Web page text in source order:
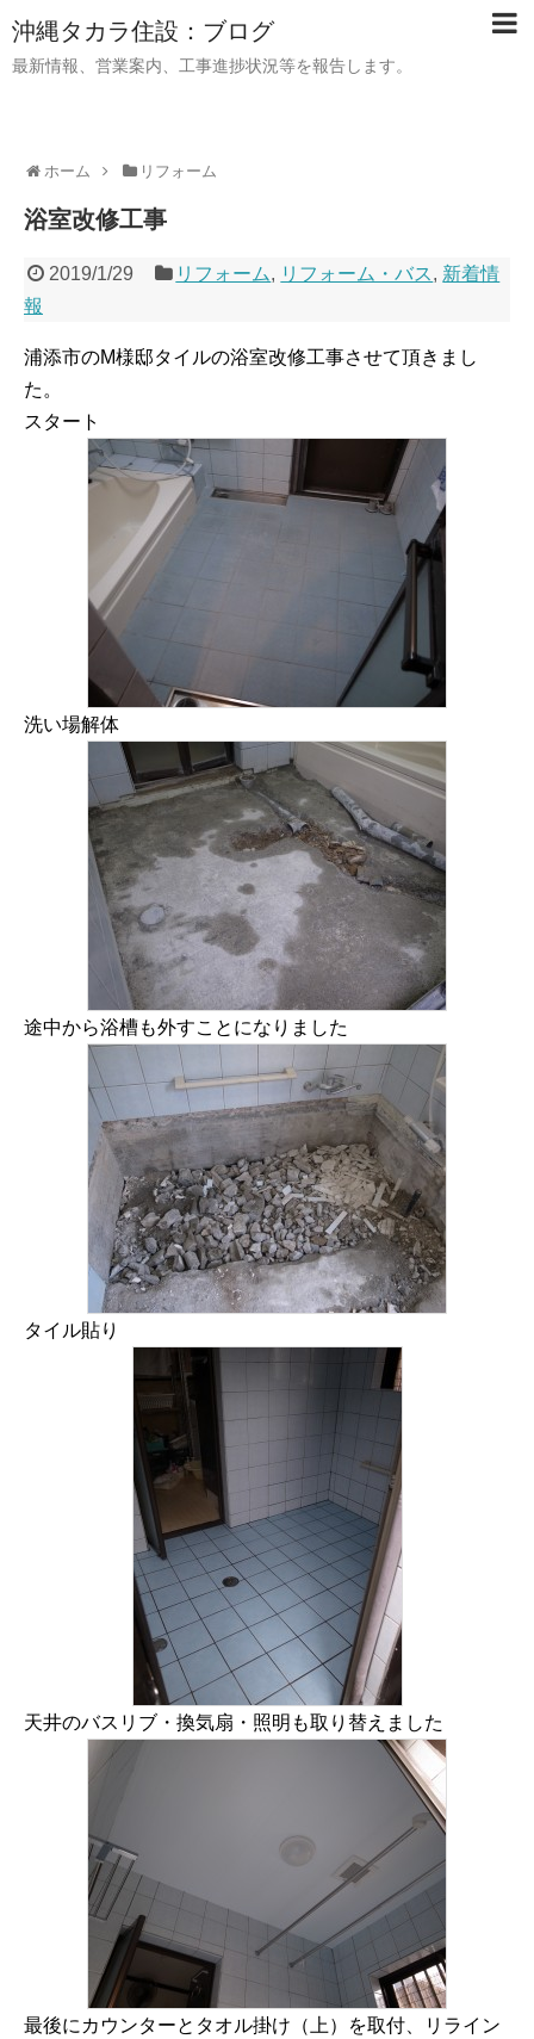
沖縄タカラ住設：ブログ
最新情報、営業案内、工事進捗状況等を報告します。
ホーム リフォーム
浴室改修工事
2019/1/29 リフォーム, リフォーム・バス, 新着情
報
浦添市のM様邸タイルの浴室改修工事させて頂きまし
た。
スタート
洗い場解体
途中から浴槽も外すことになりました
タイル貼り
天井のバスリブ・換気扇・照明も取り替えました
最後にカウンターとタオル掛け（上）を取付、リライン